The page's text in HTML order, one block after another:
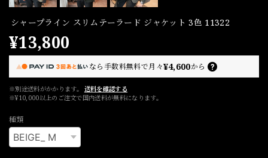
シャープライン スリムテーラード ジャケット 3色 11322
¥13,800
なら手数料無料で月々¥4,600から
※別途送料がかかります。
送料を確認する
※¥10,000以上のご注文で国内送料が無料になります。
種類